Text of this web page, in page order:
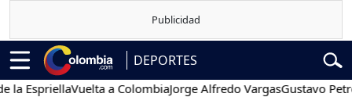
DEPORTES
Vuelta a ColombiaJorge Alfredo VargasGustavo Petro